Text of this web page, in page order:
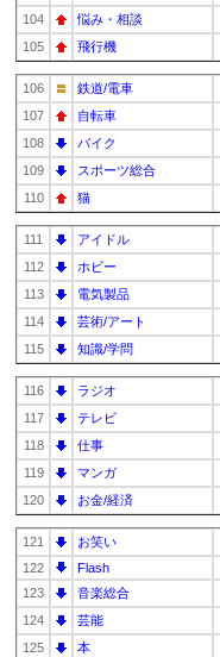
104 悩み・相談
105
飛行機
106 鉄道/電車
107
自転車
108
バイク
109
スポーツ総合
110
猫
111 アイドル
112
ホビー
113
電気製品
114
芸術/アート
115
知識/学問
116 ラジオ
117
テレビ
118
仕事
119
マンガ
120
お金/経済
121 お笑い
122
Flash
123
音楽総合
124
芸能
125
本